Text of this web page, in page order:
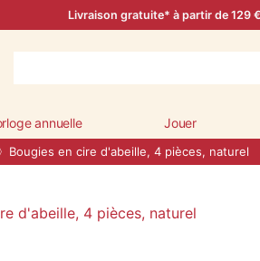
Livraison gratuite* à partir de 129 €
annuelle Jouer
Bougies en cire d'abeille, 4 pièces, naturel